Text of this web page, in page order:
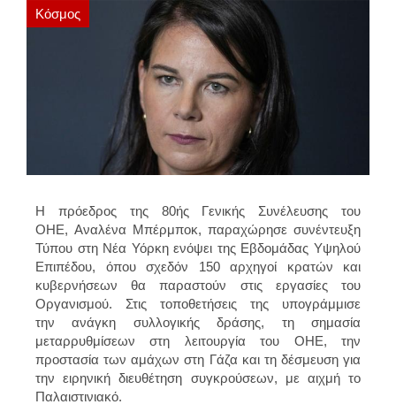
Κόσμος
Η πρόεδρος της 80ής Γενικής Συνέλευσης του
ΟΗΕ, Αναλένα Μπέρμποκ, παραχώρησε συνέντευξη
Τύπου στη Νέα Υόρκη ενόψει της Εβδομάδας Υψηλού
Επιπέδου, όπου σχεδόν 150 αρχηγοί κρατών και
κυβερνήσεων θα παραστούν στις εργασίες του
Οργανισμού. Στις τοποθετήσεις της υπογράμμισε
τηνανάγκη συλλογικής δράσης, τη σημασία
μεταρρυθμίσεων στη λειτουργία του ΟΗΕ, την
προστασία των αμάχων στη Γάζα και τη δέσμευση για
την ειρηνική διευθέτηση συγκρούσεων, με αιχμή το
Παλαιστινιακό.